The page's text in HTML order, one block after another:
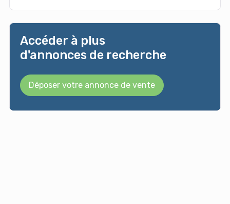
Accéder à plus
d'annonces de recherche
Déposer votre annonce de vente